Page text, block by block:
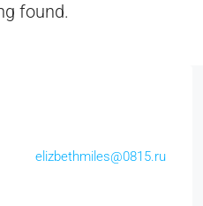
found.
elizbethmiles@0815.ru